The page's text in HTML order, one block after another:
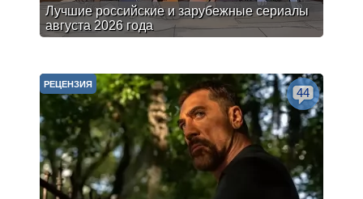
Лучшие российские и зарубежные сериалы
августа 2026 года
РЕЦЕНЗИЯ
44